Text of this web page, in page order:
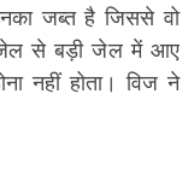
जब्त है जिससे वो
जेल से बड़ी जेल में आए
नहीं होता। विज ने